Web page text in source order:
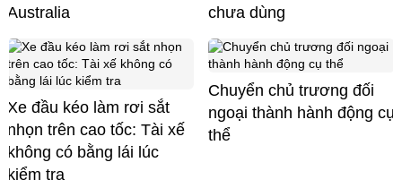
Australia
chưa dùng
Xe đầu kéo làm rơi sắt
nhọn trên cao tốc: Tài xế
không có bằng lái lúc
kiểm tra
Chuyển chủ trương đối
ngoại thành hành động cụ
thể